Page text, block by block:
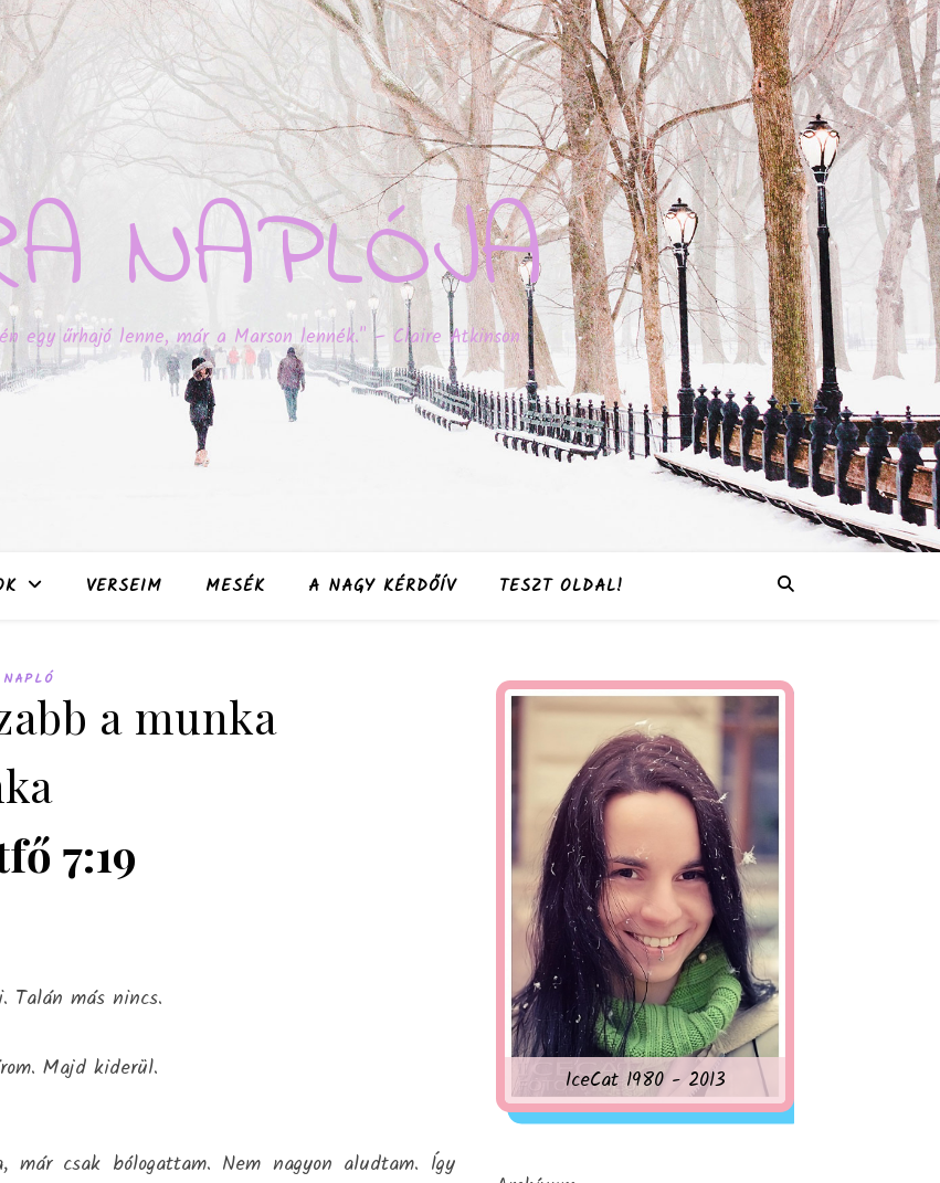
NAPLÓJA
egy űrhajó lenne, már a Marson lennék." – Claire Atkinson
VERSEIM MESÉK A NAGY KÉRDŐÍV TESZT OLDAL!
NAPLÓ
a munka
7:19
Talán más nincs.
Majd kiderül.
csak bólogattam. Nem nagyon aludtam. Így
IceCat 1980 - 2013